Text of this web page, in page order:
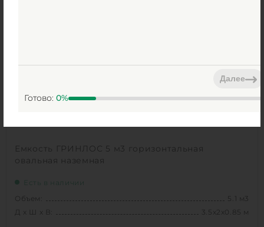
Емкость ГРИНЛОС 5 м3 горизонтальная
овальная наземная
Есть в наличии
Объем:
5.1 м3
Д х Ш х В:
3.5х2х0.85 м
Готово: 0%
Далее